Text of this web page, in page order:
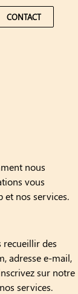
CONTACT
nous
vous
et nos services.
recueillir des
adresse e-mail,
sur notre
services.